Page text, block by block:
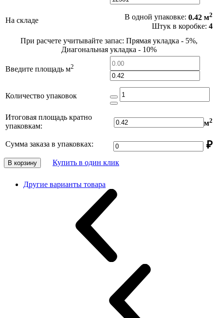
На складе В одной упаковке: 0.42 м2
Штук в коробке: 4
При расчете учитывайте запас: Прямая укладка - 5%,
Диагональная укладка - 10%
Введите площадь м2
Количество упаковок
Итоговая площадь кратно
упаковкам:
м2
Сумма заказа в упаковках: ₽
В корзину Купить в один клик
Другие варианты товара